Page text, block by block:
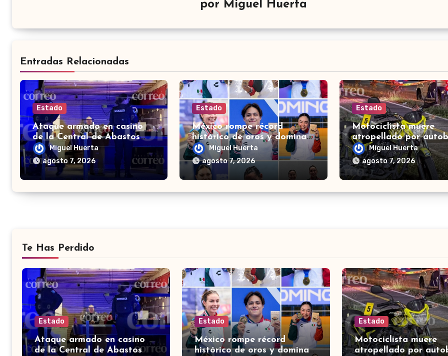
por Miguel Huerta
Entradas Relacionadas
Estado
Ataque armado en casino
de la Central de Abastos
deja un hombre muerto en
León
Miguel Huerta
agosto 7, 2026
Estado
México rompe récord
histórico de oros y domina
el medallero en Santo
Domingo 2026
Miguel Huerta
agosto 7, 2026
Estado
Motociclista muere
atropellado por
turismo en carretera
San Francisco del
Miguel Huerta
agosto 7, 2026
Te Has Perdido
Estado
Ataque armado en casino
de la Central de Abastos
Estado
México rompe récord
histórico de oros y domina
Estado
Motociclista muere
atropellado por